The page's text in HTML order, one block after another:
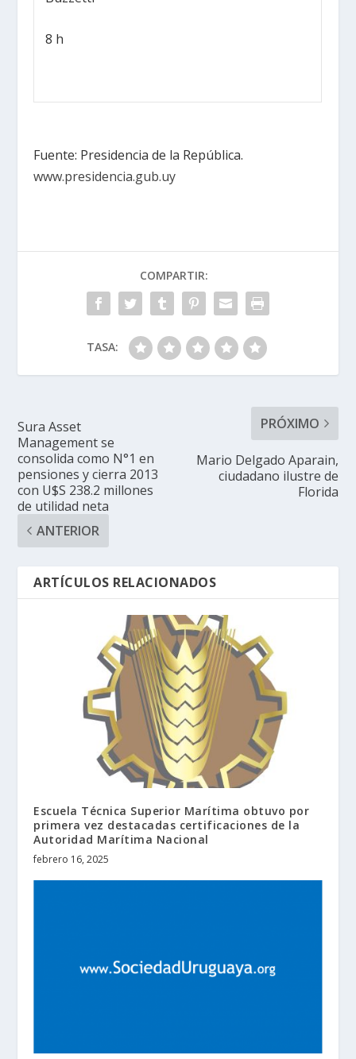
8 h
Fuente: Presidencia de la República.
www.presidencia.gub.uy
COMPARTIR:
TASA:
Sura Asset
Management se
consolida como N°1 en
pensiones y cierra 2013
con U$S 238.2 millones
de utilidad neta
ANTERIOR
PRÓXIMO
Mario Delgado Aparain,
ciudadano ilustre de
Florida
ARTÍCULOS RELACIONADOS
Escuela Técnica Superior Marítima obtuvo por
primera vez destacadas certificaciones de la
Autoridad Marítima Nacional
febrero 16, 2025